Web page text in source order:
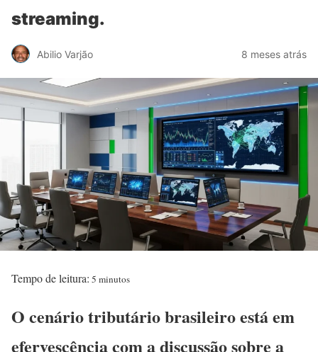
streaming.
Abilio Varjão 8 meses atrás
Tempo de leitura: 5 minutos
O cenário tributário brasileiro está em
efervescência com a discussão sobre a